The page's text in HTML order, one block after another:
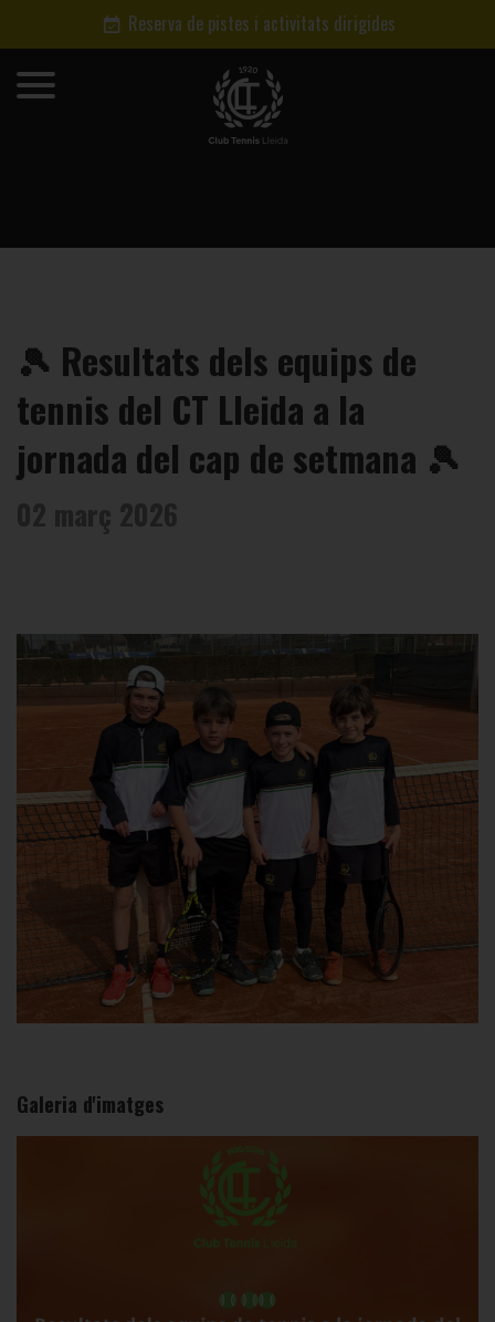
Reserva de pistes i activitats dirigides
🎾 Resultats dels equips de
tennis del CT Lleida a la
jornada del cap de setmana 🎾
Galeria d'imatges